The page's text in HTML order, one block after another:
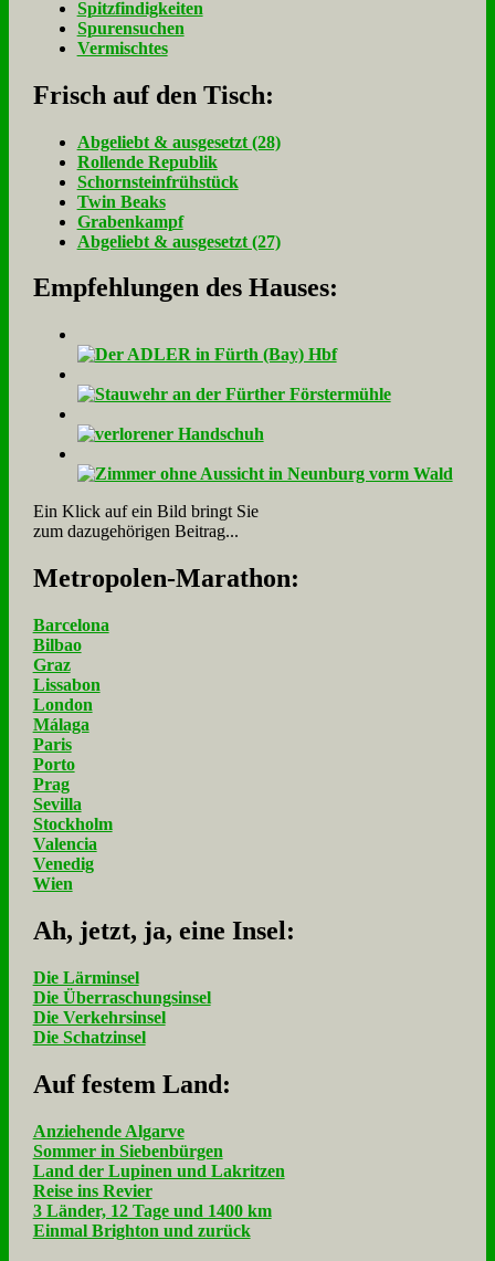
Spitzfindigkeiten
Spurensuchen
Vermischtes
Frisch auf den Tisch:
Ab­ge­liebt & aus­ge­setzt (28)
Rol­len­de Re­pu­blik
Schorn­stein­früh­stück
Twin Beaks
Gra­ben­kampf
Ab­ge­liebt & aus­ge­setzt (27)
Empfehlungen des Hauses:
Ein Klick auf ein Bild bringt Sie
zum dazugehörigen Beitrag...
Me­tro­po­len-Ma­ra­thon:
Barcelona
Bilbao
Graz
Lissabon
London
Málaga
Paris
Porto
Prag
Sevilla
Stockholm
Valencia
Venedig
Wien
Ah, jetzt, ja, ei­ne In­sel:
Die Lärminsel
Die Überraschungsinsel
Die Verkehrsinsel
Die Schatzinsel
Auf fe­stem Land:
Anziehende Algarve
Sommer in Siebenbürgen
Land der Lupinen und Lakritzen
Reise ins Revier
3 Länder, 12 Tage und 1400 km
Einmal Brighton und zurück